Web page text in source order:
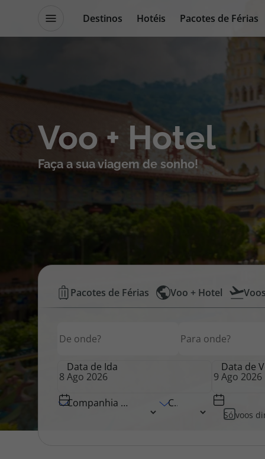
Destinos Hotéis Pacotes de Férias
Voos
Pacotes de Férias
Disneyland ® Paris
Cruzeiros
Cheque
Blog
Voo + Hotel
Faça a sua viagem de sonho!
Voos
Low
Cost
+
Hotel
|
Pacotes de Férias Voo + Hotel
Data de Ida Data de
Companhia Aérea Classe
Só voos